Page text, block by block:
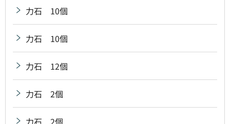
力石 10個
力石 10個
力石 12個
力石 2個
力石 2個